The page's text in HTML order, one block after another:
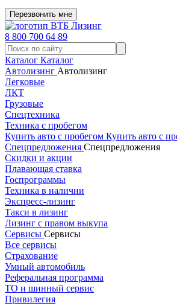
Перезвонить мне
8 800 700 64 89
Каталог Каталог
Автолизинг Автолизинг
Легковые
ЛКТ
Грузовые
Спецтехника
Техника с пробегом
Купить авто с пробегом Купить авто с
Спецпредложения Спецпредложения
Скидки и акции
Плавающая ставка
Госпрограммы
Техника в наличии
Экспресс-лизинг
Такси в лизинг
Лизинг с правом выкупа
Сервисы Сервисы
Все сервисы
Страхование
Умный автомобиль
Реферальная программа
ТО и шинный сервис
Привилегия